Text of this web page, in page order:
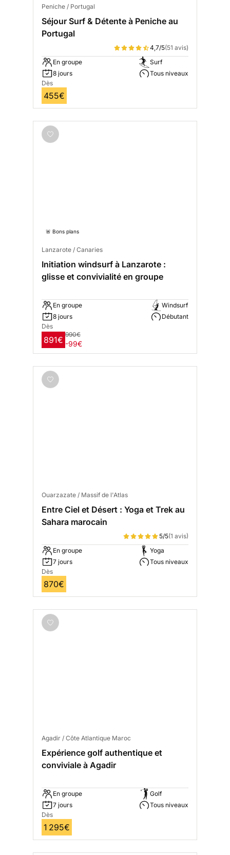
Peniche / Portugal
Séjour Surf & Détente à Peniche au
Portugal
4,7/5(51 avis)
En groupe
8 jours
Surf
Tous niveaux
Dès
455€
🚨 Bons plans
Lanzarote / Canaries
Initiation windsurf à Lanzarote :
glisse et convivialité en groupe
En groupe
8 jours
Windsurf
Débutant
Dès
891€
990€
-99€
Ouarzazate / Massif de l'Atlas
Entre Ciel et Désert : Yoga et Trek au
Sahara marocain
5/5(1 avis)
En groupe
7 jours
Yoga
Tous niveaux
Dès
870€
Agadir / Côte Atlantique Maroc
Expérience golf authentique et
conviviale à Agadir
En groupe
7 jours
Golf
Tous niveaux
Dès
1 295€